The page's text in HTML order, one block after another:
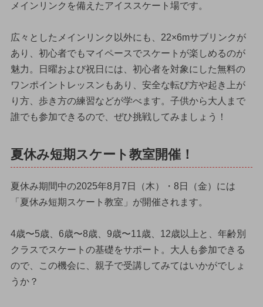
メインリンクを備えたアイススケート場です。
広々としたメインリンク以外にも、22×6mサブリンクが
あり、初心者でもマイペースでスケートが楽しめるのが
魅力。日曜および祝日には、初心者を対象にした無料の
ワンポイントレッスンもあり、安全な転び方や起き上が
り方、歩き方の練習などが学べます。子供から大人まで
誰でも参加できるので、ぜひ挑戦してみましょう！
夏休み短期スケート教室開催！
夏休み期間中の2025年8月7日（木）・8日（金）には
「夏休み短期スケート教室」が開催されます。
4歳〜5歳、6歳〜8歳、9歳〜11歳、12歳以上と、年齢別
クラスでスケートの基礎をサポート。大人も参加できる
ので、この機会に、親子で受講してみてはいかがでしょ
うか？